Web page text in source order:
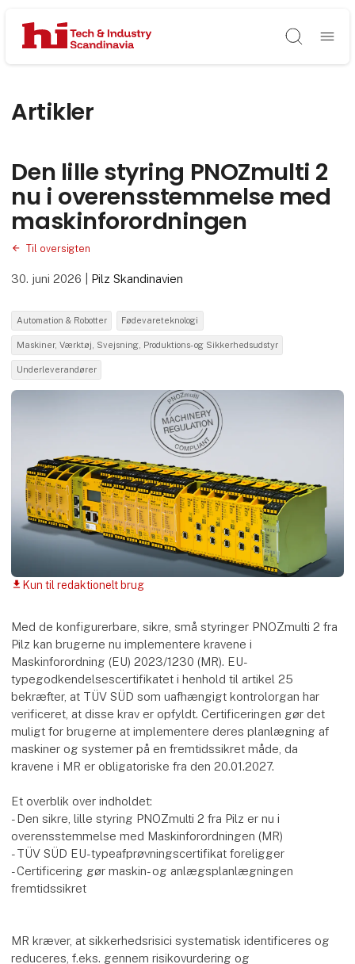
Søg
Artikler
Den lille styring PNOZmulti 2
nu i overensstemmelse med
maskinforordningen
Til oversigten
30. juni 2026 Pilz Skandinavien
Automation & Robotter Fødevareteknologi
Maskiner, Værktøj, Svejsning, Produktions- og Sikkerhedsudstyr
Underleverandører
download Kun til redaktionelt brug
Med de konfigurerbare, sikre, små styringer PNOZmulti 2 fra
Pilz kan brugerne nu implementere kravene i
Maskinforordning (EU) 2023/1230 (MR). EU-
typegodkendelsescertifikatet i henhold til artikel 25
bekræfter, at TÜV SÜD som uafhængigt kontrolorgan har
verificeret, at disse krav er opfyldt. Certificeringen gør det
muligt for brugerne at implementere deres planlægning af
maskiner og systemer på en fremtidssikret måde, da
kravene i MR er obligatoriske fra den 20.01.2027.
Et overblik over indholdet:
- Den sikre, lille styring PNOZmulti 2 fra Pilz er nu i
overensstemmelse med Maskinforordningen (MR)
- TÜV SÜD EU-typeafprøvningscertifikat foreligger
- Certificering gør maskin- og anlægsplanlægningen
fremtidssikret
MR kræver, at sikkerhedsrisici systematisk identificeres og
reduceres, f.eks. gennem risikovurdering og